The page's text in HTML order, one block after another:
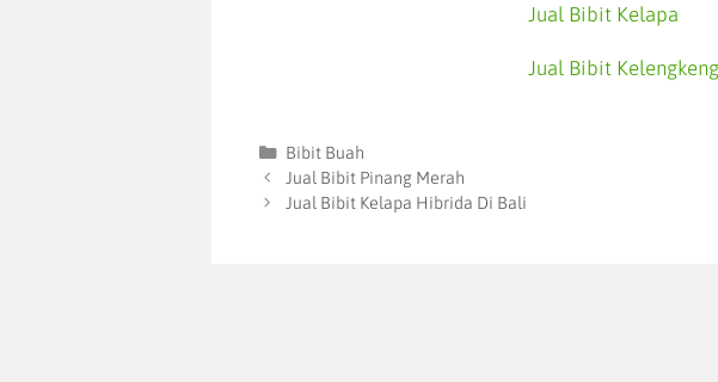
Jual Bibit Kelapa
Jual Bibit
Bibit Buah
Jual Bibit Pinang Merah
Jual Bibit Kelapa Hibrida Di Bali